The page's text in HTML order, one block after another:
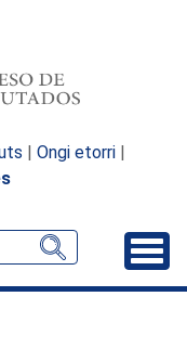
| Ongi etorri |